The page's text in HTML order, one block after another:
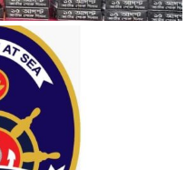
শোকসভা ও দোয়া-